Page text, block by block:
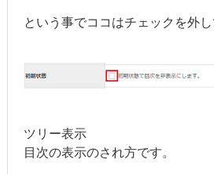
という事でココはチェックを外し
ツリー表示
目次の表示のされ方です。